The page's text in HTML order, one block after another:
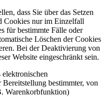
dass Sie über das Setzen
Cookies nur im Einzelfall
für bestimmte Fälle oder
Löschen der Cookies
Bei der Deaktivierung von
Website eingeschränkt sein.
bestimmter, von
Warenkorbfunktion)